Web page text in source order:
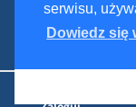
serwisu,
Dowiedz się